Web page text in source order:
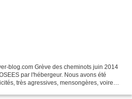
blog.com Grève des cheminots juin 2014
par l'hébergeur. Nous avons été
très agressives, mensongères, voire